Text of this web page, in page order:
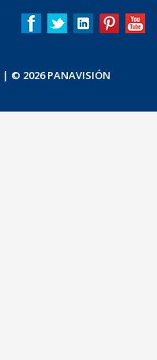
| © 2026 PANAVISIÓN